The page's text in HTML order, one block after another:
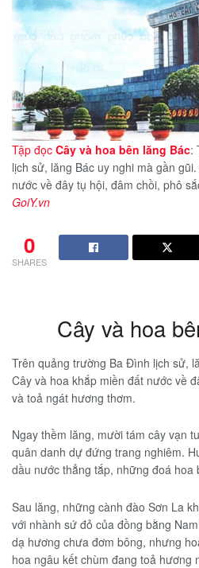
Tập đọc Cây và hoa bên lăng Bác:
lịch sử, lăng Bác uy nghi mà gần
nước về đây tụ hội, đâm chồi, phô
GoiY.vn
0
SHARES
Cây và hoa
Trên quảng trường Ba Đình lịch sử,
Cây và hoa khắp miền đất nước về
và toả ngát hương thơm.
Ngay thềm lăng, mười tám cây vạn
quân danh dự đứng trang nghiêm.
dầu nước thẳng tắp, những đoá hoa
Sau lăng, những cành đào Sơn La
với nhành sứ đỏ của đồng bằng
dạ hương chưa đơm bông, nhưng
hoa ngâu kết chùm đang toả hương